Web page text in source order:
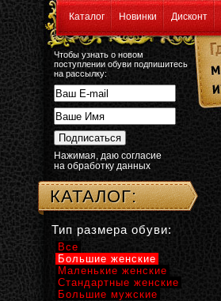
Каталог Новинки Дисконт
Чтобы узнать о новом
поступлении обуви подпишитесь
на рассылку:
Нажимая, даю согласие
на обработку данных
КАТАЛОГ:
Тип размера обуви:
Все
Большие женские
Маленькие женские
Стандартные женские
Большие мужские